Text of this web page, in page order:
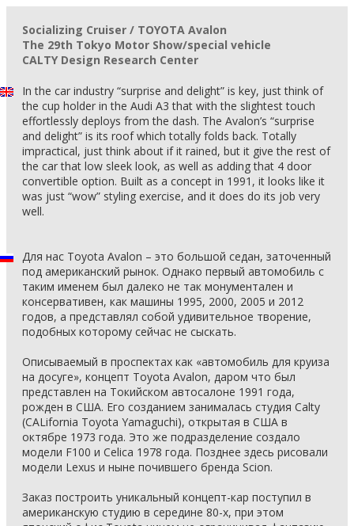
Socializing Cruiser / TOYOTA Avalon
The 29th Tokyo Motor Show/special vehicle
CALTY Design Research Center
In the car industry “surprise and delight” is key, just think of
the cup holder in the Audi A3 that with the slightest touch
effortlessly deploys from the dash. The Avalon’s “surprise
and delight” is its roof which totally folds back. Totally
impractical, just think about if it rained, but it give the rest of
the car that low sleek look, as well as adding that 4 door
convertible option. Built as a concept in 1991, it looks like it
was just “wow” styling exercise, and it does do its job very
well.
Для нас Toyota Avalon – это большой седан, заточенный
под американский рынок. Однако первый автомобиль с
таким именем был далеко не так монументален и
консервативен, как машины 1995, 2000, 2005 и 2012
годов, а представлял собой удивительное творение,
подобных которому сейчас не сыскать.
Описываемый в проспектах как «автомобиль для круиза
на досуге», концепт Toyota Avalon, даром что был
представлен на Токийском автосалоне 1991 года,
рожден в США. Его созданием занималась студия Calty
(CALifornia Toyota Yamaguchi), открытая в США в
октябре 1973 года. Это же подразделение создало
модели F100 и Celica 1978 года. Позднее здесь рисовали
модели Lexus и ныне почившего бренда Scion.
Заказ построить уникальный концепт-кар поступил в
американскую студию в середине 80-х, при этом